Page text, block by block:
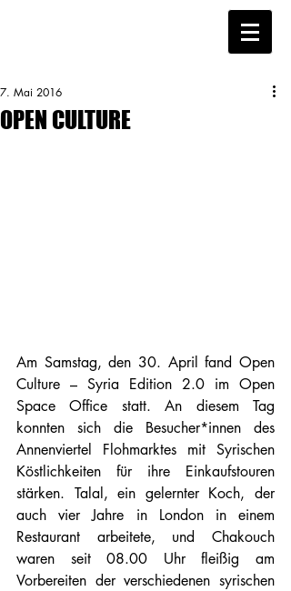
OPEN CULTURE
7. Mai 2016
Am Samstag, den 30. April fand Open
Culture – Syria Edition 2.0 im Open
Space Office statt. An diesem Tag
konnten sich die Besucher*innen des
Annenviertel Flohmarktes mit Syrischen
Köstlichkeiten für ihre Einkaufstouren
stärken. Talal, ein gelernter Koch, der
auch vier Jahre in London in einem
Restaurant arbeitete, und Chakouch
waren seit 08.00 Uhr fleißig am
Vorbereiten der verschiedenen syrischen